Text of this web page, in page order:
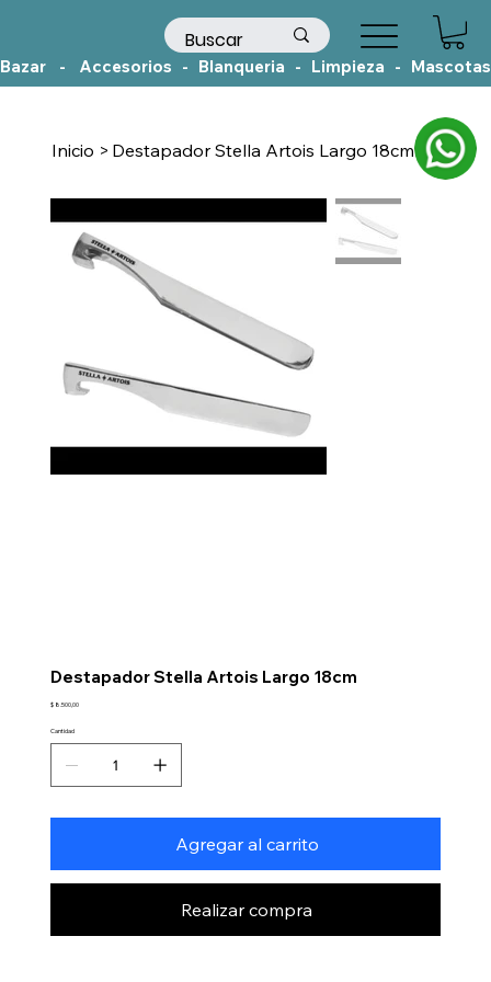
Bazar    -    Accesorios   -   Blanqueria   -   Limpieza   -
Inicio > Destapador Stella Artois Largo 18cm
Destapador Stella Artois Largo 18cm
Precio
$ 8.500,00
Cantidad
Agregar al carrito
Realizar compra